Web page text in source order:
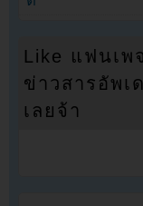
Like แฟนเพ
ข่าวสารอัพเ
เลยจ้า